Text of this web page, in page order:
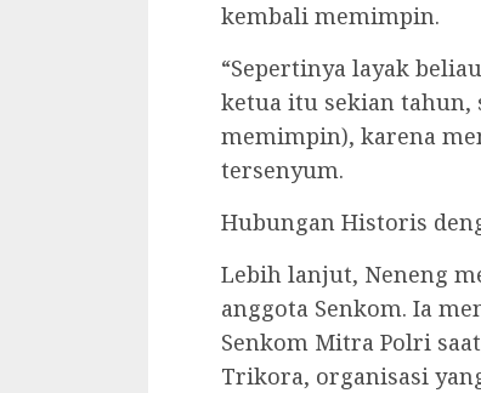
kembali memimpin.
“Sepertinya layak
ketua itu sekian tahun,
memimpin), karena
tersenyum.
Hubungan Historis
Lebih lanjut, Neneng
anggota Senkom. Ia
Senkom Mitra Polri
Trikora, organisasi